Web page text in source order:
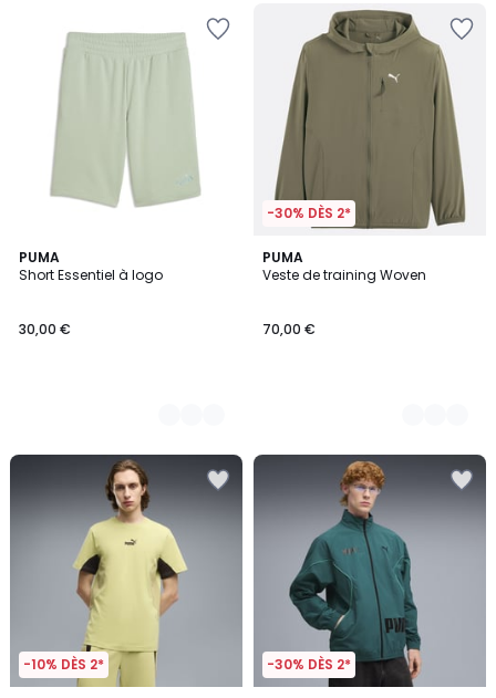
PUMA
Short Essentiel à logo
30,00 €
4
Couleurs
-30% DÈS 2*
PUMA
Veste de training Woven
70,00 €
3
Couleurs
-10% DÈS 2* -30% DÈS 2*